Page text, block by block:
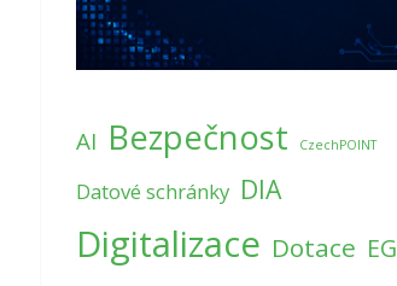
AI Bezpečnost CzechPOINT
Datové schránky DIA
Digitalizace Dotace